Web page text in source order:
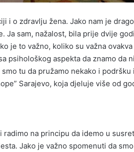
i o zdravlju žena. Jako nam je
Ja sam, nažalost, bila prije dvije
je to važno, koliko su važna
psihološkog aspekta da znamo da
tu da pružamo nekako i podršku
Sarajevo, koja djeluje više od
radimo na principu da idemo u
Jako je važno spomenuti da